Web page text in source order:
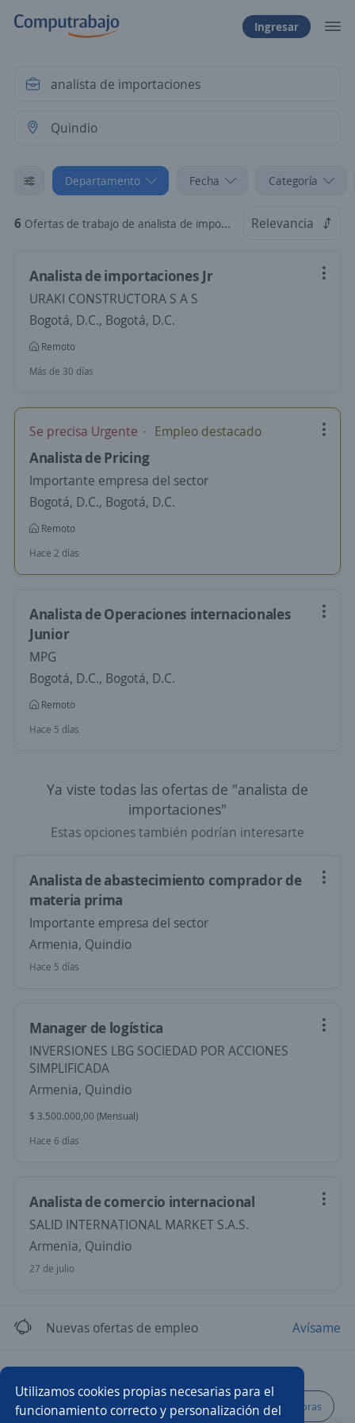
Utilizamos cookies propias necesarias para el
funcionamiento correcto y personalización del
Ingresar
Departamento Fecha Categoría
6 Ofertas de trabajo de analista de importaciones en Quindio Relevancia
Analista de importaciones Jr
URAKI CONSTRUCTORA S A S
Bogotá, D.C., Bogotá, D.C.
Remoto
Más de 30 días
Se precisa Urgente Empleo destacado
Analista de Pricing
Importante empresa del sector
Bogotá, D.C., Bogotá, D.C.
Remoto
Hace 2 días
Analista de Operaciones internacionales
Junior
MPG
Bogotá, D.C., Bogotá, D.C.
Remoto
Hace 5 días
Ya viste todas las ofertas de "analista de
importaciones"
Estas opciones también podrían interesarte
Analista de abastecimiento comprador de
materia prima
Importante empresa del sector
Armenia, Quindio
Hace 5 días
Manager de logística
INVERSIONES LBG SOCIEDAD POR ACCIONES
SIMPLIFICADA
Armenia, Quindio
$ 3.500.000,00 (Mensual)
Hace 6 días
Analista de comercio internacional
SALID INTERNATIONAL MARKET S.A.S.
Armenia, Quindio
27 de julio
Nuevas ofertas de empleo Avísame
Promotor/a de crédito comerciante Analista de compras